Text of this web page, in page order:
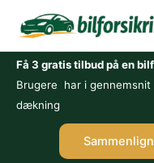
Få 3 gratis tilbud på en
Brugere har i gennemsnit
dækning